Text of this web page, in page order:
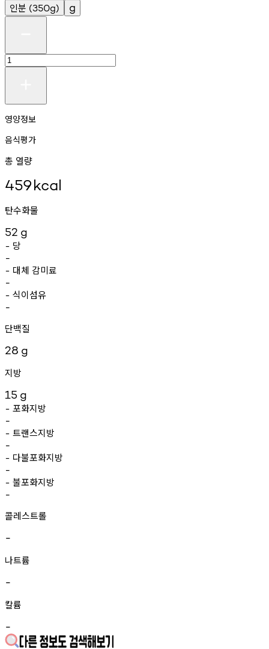
인분 (350g) g
영양정보
음식평가
총 열량
459kcal
탄수화물
52 g
- 당
-
- 대체 감미료
-
- 식이섬유
-
단백질
28 g
지방
15 g
- 포화지방
-
- 트랜스지방
-
- 다불포화지방
-
- 불포화지방
-
콜레스트롤
-
나트륨
-
칼륨
-